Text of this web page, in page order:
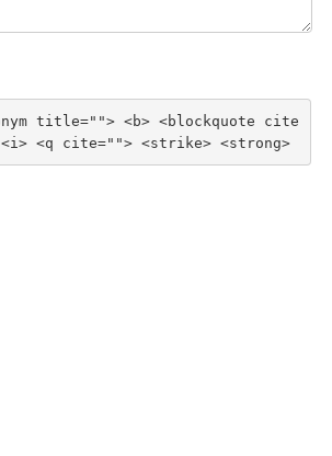
title=""> <b> <blockquote cite
<i> <q cite=""> <strike> <strong>